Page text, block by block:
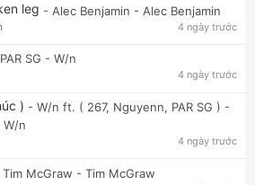
leg - Alec Benjamin - Alec Benjamin
4 ngày trước
SG - W/n
4 ngày trước
) - W/n ft. ( 267, Nguyenn, PAR SG ) -
W/n
4 ngày trước
McGraw - Tim McGraw